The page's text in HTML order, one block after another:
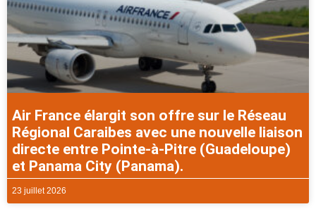
Air France élargit son offre sur le Réseau
Régional Caraibes avec une nouvelle liaison
directe entre Pointe-à-Pitre (Guadeloupe)
et Panama City (Panama).
23 juillet 2026